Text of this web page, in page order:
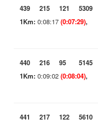
439 215 121 5309
1Km: 0:08:17 (0:07:29),
440 216 95 5145
1Km: 0:09:02 (0:08:04),
441 217 122 5610